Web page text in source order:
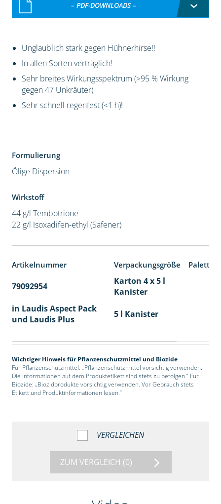
– PDF-DOWNLOADS –
Unglaublich stark gegen Hühnerhirse!!
In allen Sorten verträglich!
Sehr breites Wirkungsspektrum (>95 % Wirkung
gegen 47 Unkräuter)
Sehr schnell regenfest (<1 h)!
Formulierung
Ölige Dispersion
Wirkstoff
44 g/l Tembotrione
22 g/l Isoxadifen-ethyl (Safener)
Artikelnummer Verpackungsgröße
79092954
Karton 4 x 5 l
Kanister
in Laudis Aspect Pack
und Laudis Plus
5 l Kanister
Wichtiger Hinweis für Pflanzenschutzmittel und Biozide
Für Pflanzenschutzmittel: „Pflanzenschutzmittel vorsichtig verwenden.
Die Informationen auf dem Produktetikett sind stets zu befolgen.“ Für
Biozide: „Biozidprodukte vorsichtig verwenden. Vor Gebrauch stets
Etikett und Produktinformationen lesen.“
VERGLEICHEN
ZUM VERGLEICH (0)